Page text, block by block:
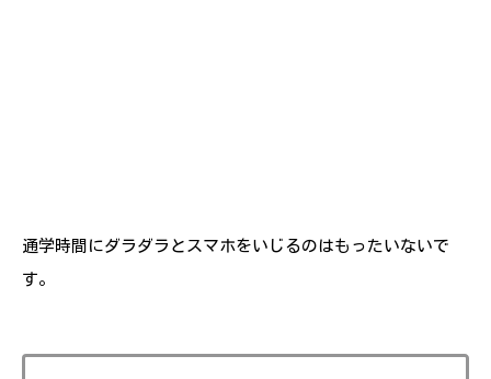
通学時間にダラダラとスマホをいじるのはもったいないで
す。